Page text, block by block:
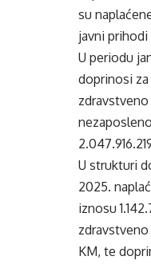
su
javni prihodi
U periodu
doprinosi
U strukturi
2025.
iznosu
zdravstveno
KM, te